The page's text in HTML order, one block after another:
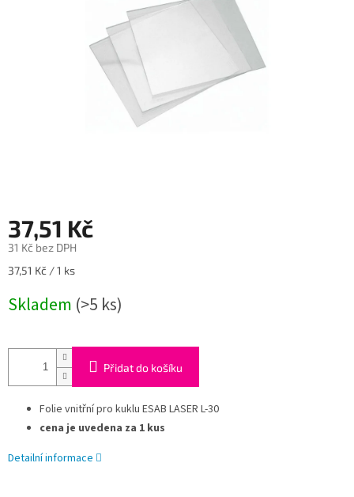
37,51 Kč
31 Kč bez DPH
Měrná
37,51 Kč / 1 ks
Skladem (>5 ks)
Přidat do košíku
Folie vnitřní pro kuklu ESAB LASER L-30
cena je uvedena za 1 kus
Detailní informace